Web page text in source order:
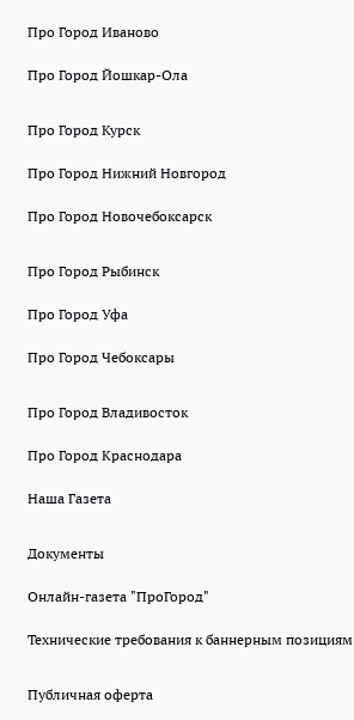
Про Город Иваново
Про Город Йошкар-Ола
Про Город Курск
Про Город Нижний Новгород
Про Город Новочебоксарск
Про Город Рыбинск
Про Город Уфа
Про Город Чебоксары
Про Город Владивосток
Про Город Краснодара
Наша Газета
Документы
Онлайн-газета "ПроГород"
Технические требования к баннерным позициям
Публичная оферта